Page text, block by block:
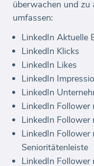
überwachen und zu
umfassen:
LinkedIn Aktuelle
LinkedIn Klicks
LinkedIn Likes
LinkedIn
LinkedIn
LinkedIn
LinkedIn Follower
LinkedIn
Senioritätenleiste
LinkedIn Follower